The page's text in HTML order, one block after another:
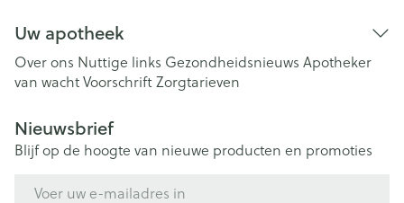
Uw apotheek
Over ons Nuttige links Gezondheidsnieuws Apotheker
van wachtVoorschriftZorgtarieven
Nieuwsbrief
Blijf op de hoogte van nieuwe producten en promoties